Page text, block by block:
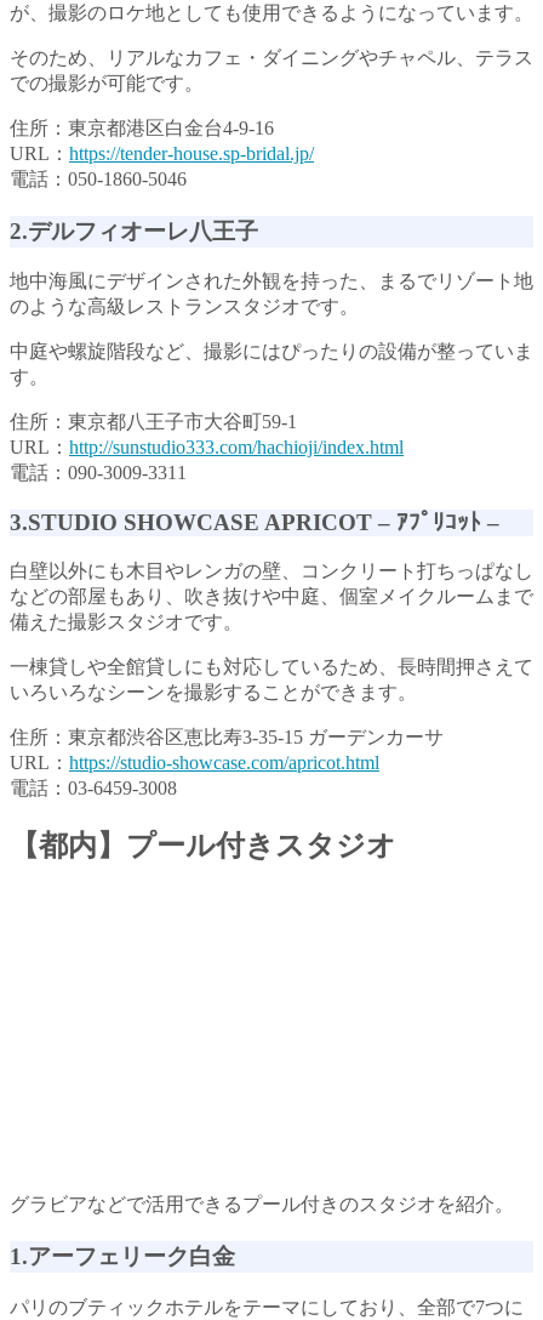
が、撮影のロケ地としても使用できるようになっています。
そのため、リアルなカフェ・ダイニングやチャペル、テラス
での撮影が可能です。
住所：東京都港区白金台4-9-16
URL： https://tender-house.sp-bridal.jp/
電話：050-1860-5046
2.デルフィオーレ八王子
地中海風にデザインされた外観を持った、まるでリゾート地
のような高級レストランスタジオです。
中庭や螺旋階段など、撮影にはぴったりの設備が整っていま
す。
住所：東京都八王子市大谷町59-1
URL： http://sunstudio333.com/hachioji/index.html
電話：090-3009-3311
3.STUDIO SHOWCASE APRICOT – ｱﾌﾟﾘｺｯﾄ –
白壁以外にも木目やレンガの壁、コンクリート打ちっぱなし
などの部屋もあり、吹き抜けや中庭、個室メイクルームまで
備えた撮影スタジオです。
一棟貸しや全館貸しにも対応しているため、長時間押さえて
いろいろなシーンを撮影することができます。
住所：東京都渋谷区恵比寿3-35-15 ガーデンカーサ
URL： https://studio-showcase.com/apricot.html
電話：03-6459-3008
【都内】プール付きスタジオ
グラビアなどで活用できるプール付きのスタジオを紹介。
1.アーフェリーク白金
パリのブティックホテルをテーマにしており、全部で7つに